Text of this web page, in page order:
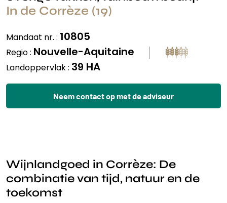
In de Corrèze (19)
Mandaat nr. : 10805
Regio : Nouvelle-Aquitaine
Landoppervlak : 39 HA
Neem contact op met de adviseur
Wijnlandgoed in Corrèze: De
combinatie van tijd, natuur en de
toekomst